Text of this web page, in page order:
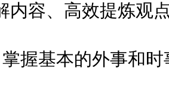
内容、高效提炼观
基本的外事和时